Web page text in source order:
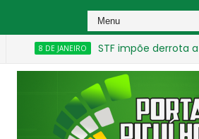
JANEIRO STF impõe derrota a